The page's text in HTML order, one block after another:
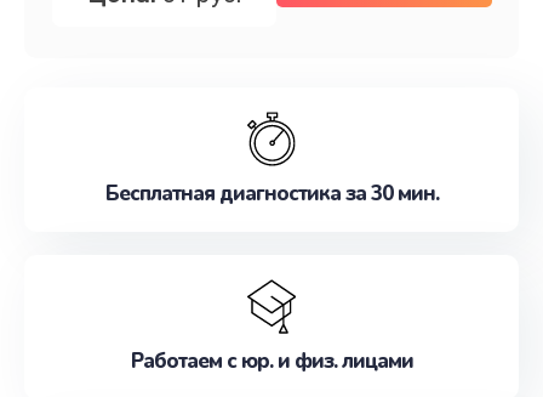
Бесплатная диагностика за 30 мин.
Работаем с юр. и физ. лицами